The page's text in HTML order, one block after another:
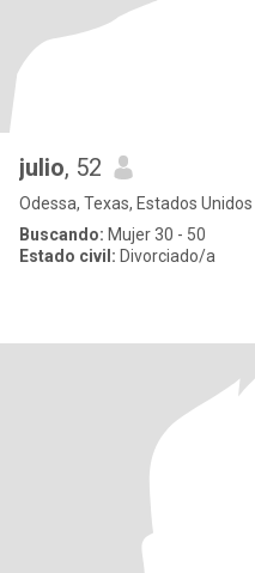
julio, 52
Odessa, Texas, Estados Unidos
Buscando: Mujer 30 - 50
Estado civil: Divorciado/a